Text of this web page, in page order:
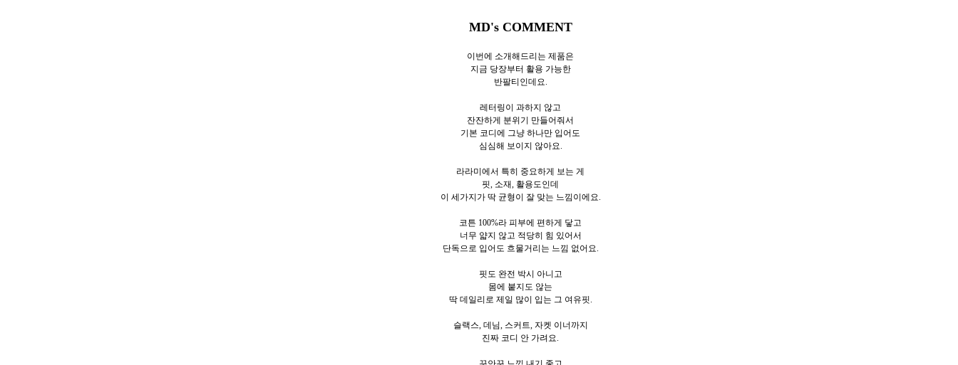
MD's COMMENT
이번에 소개해드리는 제품은
지금 당장부터 활용 가능한
반팔티인데요.
레터링이 과하지 않고
잔잔하게 분위기 만들어줘서
기본 코디에 그냥 하나만 입어도
심심해 보이지 않아요.
라라미에서 특히 중요하게 보는 게
핏, 소재, 활용도인데
이 세가지가 딱 균형이 잘 맞는 느낌이에요.
코튼 100%라 피부에 편하게 닿고
너무 얇지 않고 적당히 힘 있어서
단독으로 입어도 흐물거리는 느낌 없어요.
핏도 완전 박시 아니고
몸에 붙지도 않는
딱 데일리로 제일 많이 입는 그 여유핏.
슬랙스, 데님, 스커트, 자켓 이너까지
진짜 코디 안 가려요.